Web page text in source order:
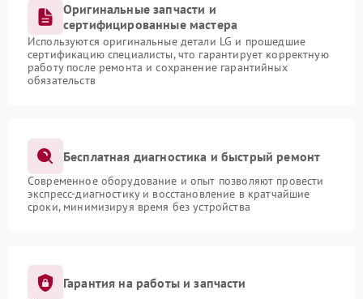
Оригинальные запчасти и
сертифицированные мастера
Используются оригинальные детали LG и прошедшие
сертификацию специалисты, что гарантирует корректную
работу после ремонта и сохранение гарантийных
обязательств
Бесплатная диагностика и быстрый ремонт
Современное оборудование и опыт позволяют провести
экспресс-диагностику и восстановление в кратчайшие
сроки, минимизируя время без устройства
Гарантия на работы и запчасти